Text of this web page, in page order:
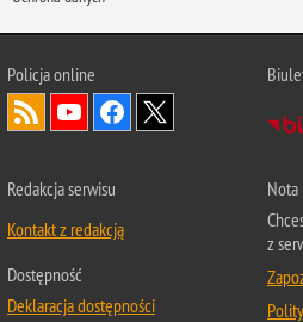
Policja online
Redakcja serwisu
Kontakt z redakcją
Dostępność
Deklaracja dostępności
Nota
z